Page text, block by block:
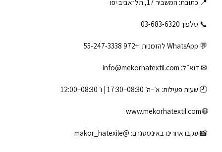
📞 טלפון: ‎03-683-6320
💬 WhatsApp להזמנות: +972 55-247-3338
✉ דוא״ל: info@mekorhatextil.com
🕘 שעות פעילות: א׳–ה׳ 08:30–17:30 | ו׳ 08:30–12:00
🌐
www.mekorhatextil.com
📸 עקבו אחרינו באינסטגרם: @makor_hatexile